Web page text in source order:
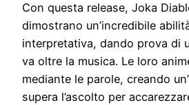
Con questa release, Joka
dimostrano un’incredibile
interpretativa, dando prova di
va oltre la musica. Le loro
mediante le parole, creando
supera l’ascolto per